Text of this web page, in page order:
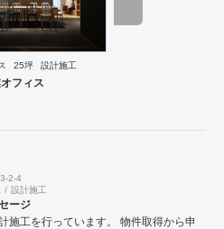
ムを締める木工家具の製作には質、量
ります。 その他、自社で飲食店を経営
レシピ提供、仕入先のコーディネー
っており設計や施工だけにとらわれな
ります。 大手企業の新業態開発の際の
バーとしてノウハウ提供などの実績も
25坪 設計施工
フィス
2-4
設計施工
ージ
施工を行っています。 物件取得から申